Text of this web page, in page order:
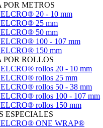
POR METROS
20 - 10 mm
25 mm
50 mm
100 - 107 mm
150 mm
POR ROLLOS
rollos 20 - 10 mm
rollos 25 mm
rollos 50 - 38 mm
rollos 100 - 107 mm
rollos 150 mm
ESPECIALES
ONE WRAP®